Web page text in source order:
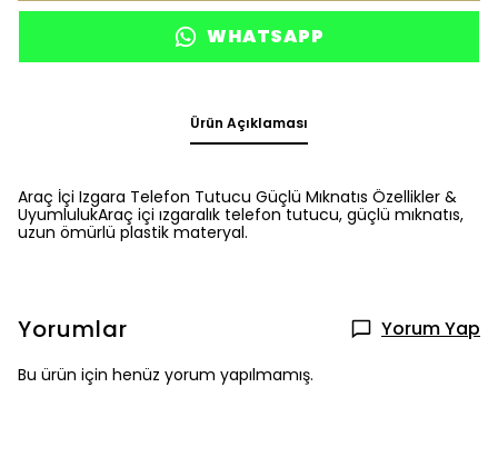
WHATSAPP
Ürün Açıklaması
Araç İçi Izgara Telefon Tutucu Güçlü Mıknatıs Özellikler &
UyumlulukAraç içi ızgaralık telefon tutucu, güçlü mıknatıs,
uzun ömürlü plastik materyal.
Yorumlar Yorum Yap
Bu ürün için henüz yorum yapılmamış.